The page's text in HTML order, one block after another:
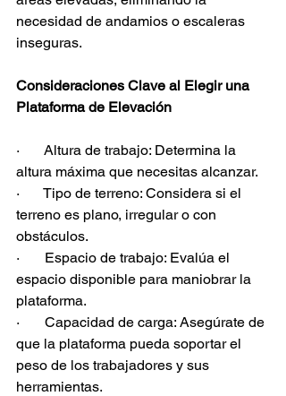
necesidad de andamios o escaleras
inseguras.
Consideraciones Clave al Elegir una
Plataforma de Elevación
·       Altura de trabajo: Determina la
altura máxima que necesitas alcanzar.
·       Tipo de terreno: Considera si el
terreno es plano, irregular o con
obstáculos.
·       Espacio de trabajo: Evalúa el
espacio disponible para maniobrar la
plataforma.
·       Capacidad de carga: Asegúrate de
que la plataforma pueda soportar el
peso de los trabajadores y sus
herramientas.